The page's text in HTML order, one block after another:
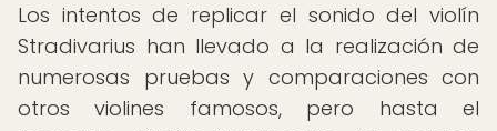
Los intentos de replicar el sonido del violín
Stradivarius han llevado a la realización de
numerosas pruebas y comparaciones con
otros violines famosos, pero hasta el